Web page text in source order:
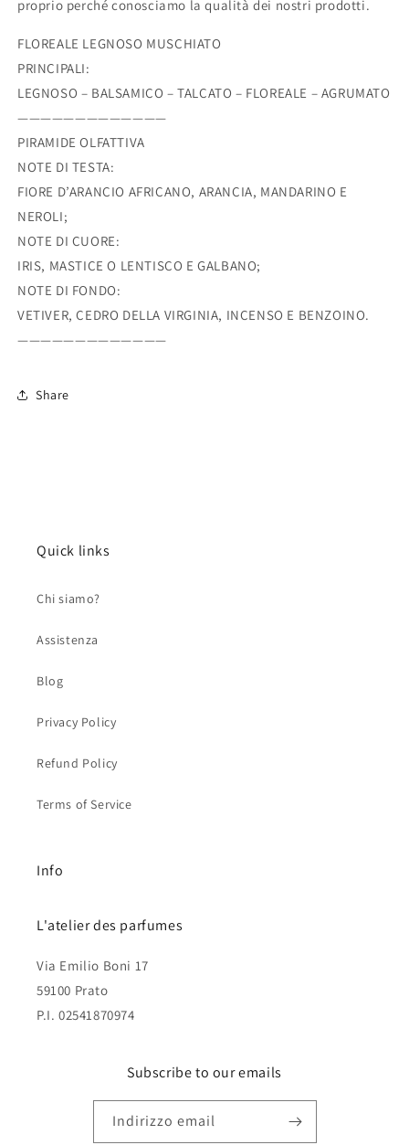
proprio perché conosciamo la qualità dei nostri prodotti.
FLOREALE LEGNOSO MUSCHIATO
PRINCIPALI:
LEGNOSO – BALSAMICO – TALCATO – FLOREALE – AGRUMATO
—————————————
PIRAMIDE OLFATTIVA
NOTE DI TESTA:
FIORE D’ARANCIO AFRICANO, ARANCIA, MANDARINO E
NEROLI;
NOTE DI CUORE:
IRIS, MASTICE O LENTISCO E GALBANO;
NOTE DI FONDO:
VETIVER, CEDRO DELLA VIRGINIA, INCENSO E BENZOINO.
—————————————
Share
Quick links
Chi siamo?
Assistenza
Blog
Privacy Policy
Refund Policy
Terms of Service
Info
L'atelier des parfumes
Via Emilio Boni 17
59100 Prato
P.I. 02541870974
Subscribe to our emails
Indirizzo email